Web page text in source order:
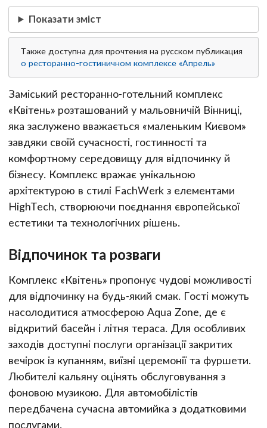
Показати зміст
Также доступна для прочтения на русском публикация
о ресторанно-гостиничном комплексе «Апрель»
Заміський ресторанно-готельний комплекс
«Квітень» розташований у мальовничій Вінниці,
яка заслужено вважається «маленьким Києвом»
завдяки своїй сучасності, гостинності та
комфортному середовищу для відпочинку й
бізнесу. Комплекс вражає унікальною
архітектурою в стилі FachWerk з елементами
HighTech, створюючи поєднання європейської
естетики та технологічних рішень.
Відпочинок та розваги
Комплекс «Квітень» пропонує чудові можливості
для відпочинку на будь-який смак. Гості можуть
насолодитися атмосферою Aqua Zone, де є
відкритий басейн і літня тераса. Для особливих
заходів доступні послуги організації закритих
вечірок із купанням, виїзні церемонії та фуршети.
Любителі кальяну оцінять обслуговування з
фоновою музикою. Для автомобілістів
передбачена сучасна автомийка з додатковими
послугами.